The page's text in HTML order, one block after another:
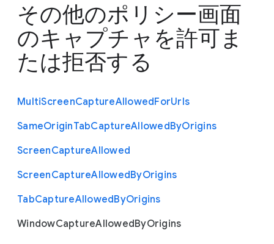
その他のポリシー画面
のキャプチャを許可ま
たは拒否する
MultiScreenCaptureAllowedForUrls
SameOriginTabCaptureAllowedByOrigins
ScreenCaptureAllowed
ScreenCaptureAllowedByOrigins
TabCaptureAllowedByOrigins
WindowCaptureAllowedByOrigins